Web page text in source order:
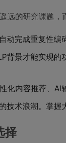
远的研究课题，
动完成重复性编
背景才能实现
化内容推荐、
技术浪潮。掌握
择